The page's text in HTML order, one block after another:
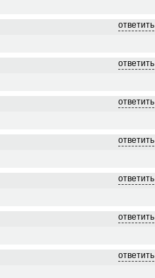
ответить
ответить
ответить
ответить
ответить
ответить
ответить